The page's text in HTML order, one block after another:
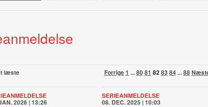
Forrige1 ...8081 8283 84...88
læste
2026 | 13:26
SERIEANMELDELSE
08. DEC. 2025 | 10:03